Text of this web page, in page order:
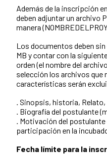
Además de la inscripción
deben adjuntar un archivo
manera
Los documentos deben
MB y contar con la
orden (el nombre del
selección los archivos que
características serán
. Sinopsis, historia,
. Biografía del postulante
. Motivación del
participación en la
Fecha límite para la